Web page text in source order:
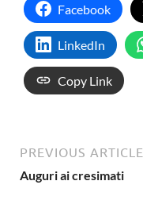
Facebook
LinkedIn
Copy Link
PREVIOUS ARTICLE
Auguri ai cresimati